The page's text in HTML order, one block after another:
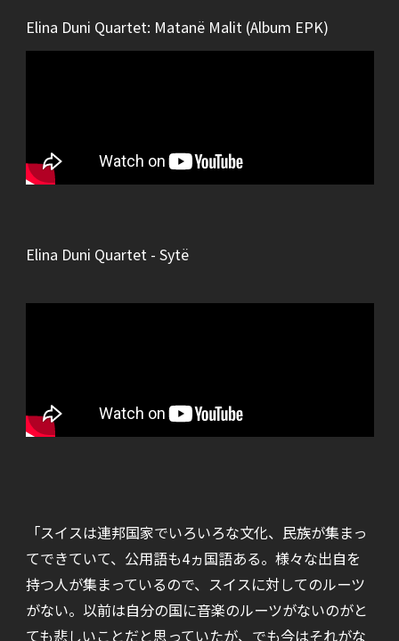
Elina Duni Quartet: Matanë Malit (Album EPK)
Elina Duni Quartet - Sytë
「スイスは連邦国家でいろいろな文化、民族が集まっ
てできていて、公用語も4ヵ国語ある。様々な出自を
持つ人が集まっているので、スイスに対してのルーツ
がない。以前は自分の国に音楽のルーツがないのがと
ても悲しいことだと思っていたが、でも今はそれがな